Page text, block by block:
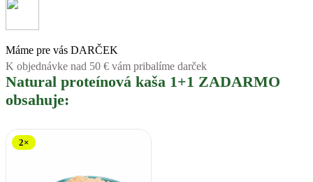
Máme pre vás DARČEK
K objednávke nad 50 € vám pribalíme darček
Natural proteínová kaša 1+1 ZADARMO
obsahuje:
2×